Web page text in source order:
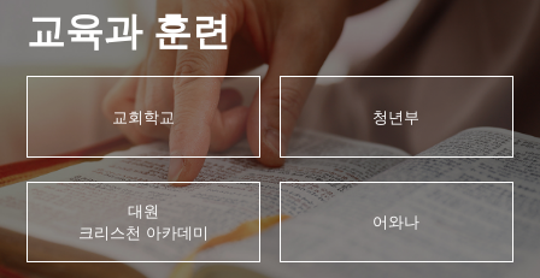
대원 어와나 클럽
청년부
대원 크리스천 아카데미
복지와 선교
굿패밀리 복지재단
교육과 훈련
교회학교 청년부
대원
크리스천 아카데미
어와나